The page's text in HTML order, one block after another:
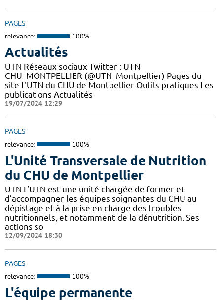
PAGES
relevance: 100%
Actualités
UTN Réseaux sociaux Twitter : UTN
CHU_MONTPELLIER (@UTN_Montpellier) Pages du
site L'UTN du CHU de Montpellier Outils pratiques Les
publications Actualités
19/07/2024 12:29
PAGES
relevance: 100%
L'Unité Transversale de Nutrition
du CHU de Montpellier
UTN L’UTN est une unité chargée de former et
d’accompagner les équipes soignantes du CHU au
dépistage et à la prise en charge des troubles
nutritionnels, et notamment de la dénutrition. Ses
actions so
12/09/2024 18:30
PAGES
relevance: 100%
L'équipe permanente